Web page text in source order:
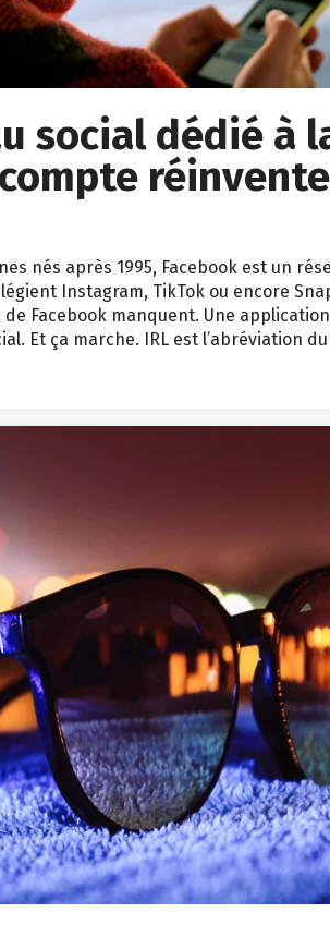
social dédié à
nés après 1995, Facebook est un
Instagram, TikTok ou encore
Facebook manquent. Une
Et ça marche. IRL est l’abréviation